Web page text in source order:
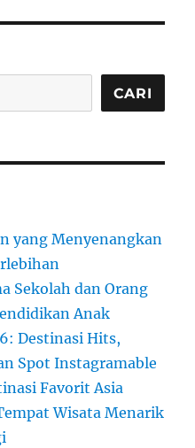
CARI
yang Menyenangkan
Sekolah dan Orang
Anak
Destinasi Hits,
Spot Instagramable
Favorit Asia
Wisata Menarik